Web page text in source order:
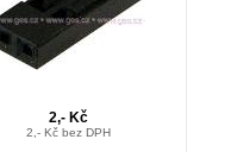
2,- Kč
2,- Kč bez DPH